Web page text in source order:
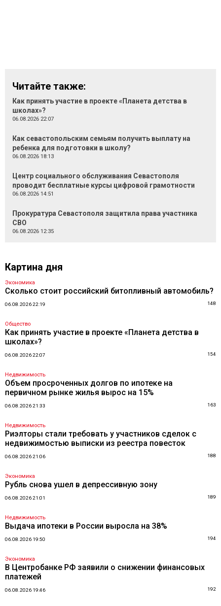
Читайте также:
Как принять участие в проекте «Планета детства в
школах»?
06.08.2026 22:07
Как севастопольским семьям получить выплату на
ребенка для подготовки в школу?
06.08.2026 18:13
Центр социального обслуживания Севастополя
проводит бесплатные курсы цифровой грамотности
06.08.2026 14:51
Прокуратура Севастополя защитила права участника
СВО
06.08.2026 12:35
Картина дня
Экономика
Сколько стоит российский битопливный автомобиль?
06.08.2026 22:19 148
Общество
Как принять участие в проекте «Планета детства в
школах»?
06.08.2026 22:07 154
Недвижимость
Объем просроченных долгов по ипотеке на
первичном рынке жилья вырос на 15%
06.08.2026 21:33 163
Недвижимость
Риэлторы стали требовать у участников сделок с
недвижимостью выписки из реестра повесток
06.08.2026 21:06 188
Экономика
Рубль снова ушел в депрессивную зону
06.08.2026 21:01 189
Недвижимость
Выдача ипотеки в России выросла на 38%
06.08.2026 19:50 194
Экономика
В Центробанке РФ заявили о снижении финансовых
платежей
06.08.2026 19:46 192